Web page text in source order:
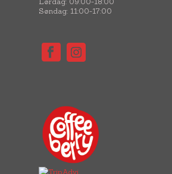
Søndag: 11:00-17:00